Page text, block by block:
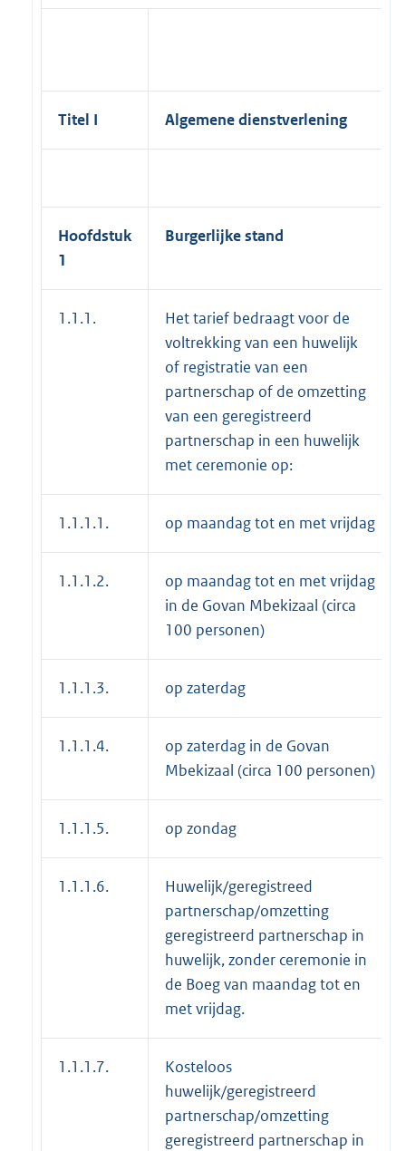
Titel I Algemene dienstverlening
Hoofdstuk
1
Burgerlijke stand
1.1.1.
Het tarief bedraagt voor de
voltrekking van een huwelijk
of registratie van een
partnerschap of de omzetting
van een geregistreerd
partnerschap in een huwelijk
met ceremonie op:
1.1.1.1. op maandag tot en met vrijdag
1.1.1.2.
op maandag tot en met vrijdag
in de Govan Mbekizaal (circa
100 personen)
1.1.1.3. op zaterdag
1.1.1.4.
op zaterdag in de Govan
Mbekizaal (circa 100 personen)
1.1.1.5. op zondag
1.1.1.6.
Huwelijk/geregistreed
partnerschap/omzetting
geregistreerd partnerschap in
huwelijk, zonder ceremonie in
de Boeg van maandag tot en
met vrijdag.
1.1.1.7.
Kosteloos
huwelijk/geregistreerd
partnerschap/omzetting
geregistreerd partnerschap in